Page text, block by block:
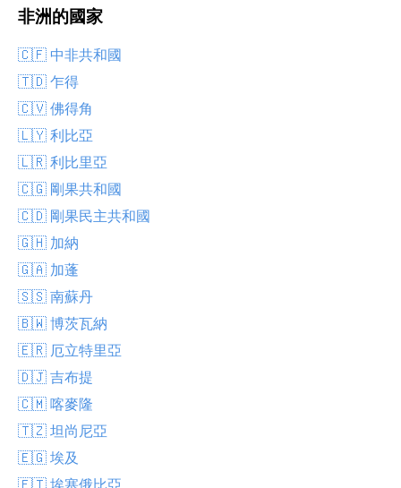
非洲的國家
🇨🇫 中非共和國
🇹🇩 乍得
🇨🇻 佛得角
🇱🇾 利比亞
🇱🇷 利比里亞
🇨🇬 剛果共和國
🇨🇩 剛果民主共和國
🇬🇭 加納
🇬🇦 加蓬
🇸🇸 南蘇丹
🇧🇼 博茨瓦納
🇪🇷 厄立特里亞
🇩🇯 吉布提
🇨🇲 喀麥隆
🇹🇿 坦尚尼亞
🇪🇬 埃及
🇪🇹 埃塞俄比亞